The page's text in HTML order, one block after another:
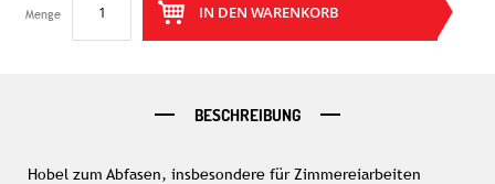
Menge IN DEN WARENKORB
BESCHREIBUNG
Hobel zum Abfasen, insbesondere für Zimmereiarbeiten